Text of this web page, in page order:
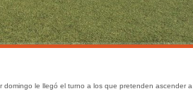
domingo le llegó el turno a los que pretenden ascender a